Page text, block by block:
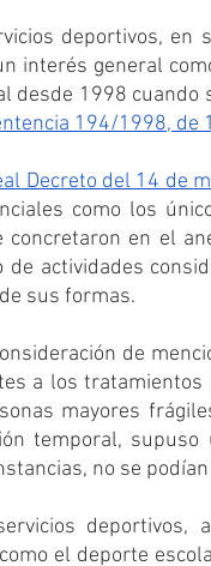
deportivos, en
interés general
desde 1998 cuando
194/1998, de
Decreto del 14 de
como los
en el
actividades
sus formas.
de
a los
mayores
temporal,
no se
deportivos,
el deporte